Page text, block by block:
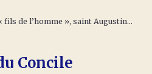
de l’homme », saint Augustin…
Concile